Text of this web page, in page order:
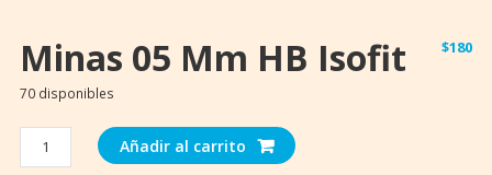
Minas 05 Mm HB Isofit $180
70 disponibles
Minas
05
Añadir al carrito